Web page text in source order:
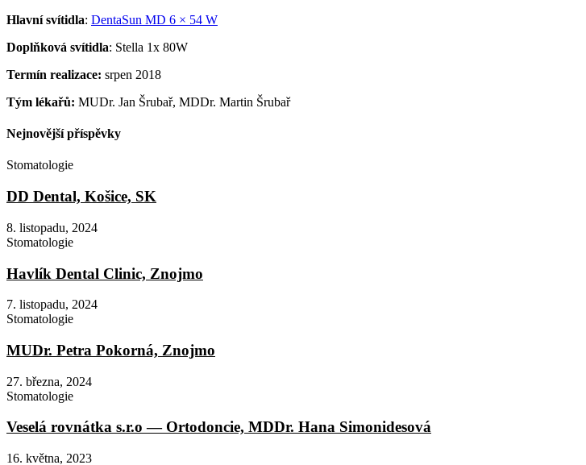
Hlavní svítidla: DentaSun MD 6 × 54 W
Doplňková svítidla: Stella 1x 80W
Termín realizace: srpen 2018
Tým lékařů: MUDr. Jan Šrubař, MDDr. Martin Šrubař
Nejnovější příspěvky
Stomatologie
DD Dental, Košice, SK
8. listopadu, 2024
Stomatologie
Havlík Dental Clinic, Znojmo
7. listopadu, 2024
Stomatologie
MUDr. Petra Pokorná, Znojmo
27. března, 2024
Stomatologie
Veselá rovnátka s.r.o — Ortodoncie, MDDr. Hana Simonidesová
16. května, 2023